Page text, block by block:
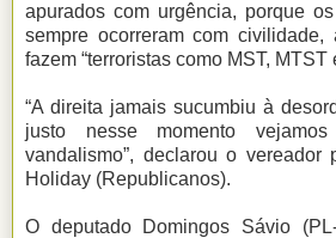
apurados com urgência, porque
sempre ocorreram com
fazem “terroristas como MST, MTST
“A direita jamais sucumbiu à
justo nesse momento
vandalismo”, declarou o vereador
Holiday (Republicanos).
O deputado Domingos Sávio